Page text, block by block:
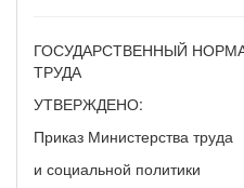
ГОСУДАРСТВЕННЫЙ
ТРУДА
УТВЕРЖДЕНО:
Приказ Министерства труда
и социальной политики